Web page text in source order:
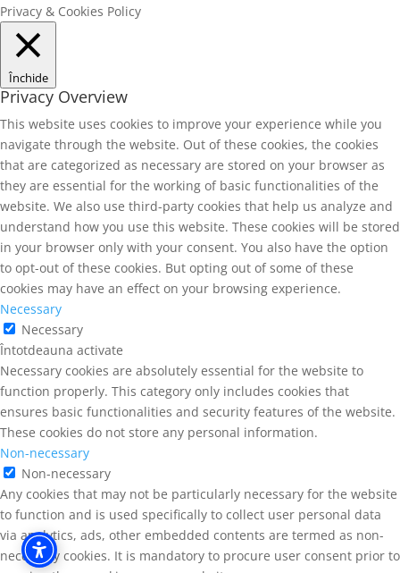
Privacy & Cookies Policy
Închide
Privacy Overview
This website uses cookies to improve your experience while you
navigate through the website. Out of these cookies, the cookies
that are categorized as necessary are stored on your browser as
they are essential for the working of basic functionalities of the
website. We also use third-party cookies that help us analyze and
understand how you use this website. These cookies will be stored
in your browser only with your consent. You also have the option
to opt-out of these cookies. But opting out of some of these
cookies may have an effect on your browsing experience.
Necessary
Necessary
Întotdeauna activate
Necessary cookies are absolutely essential for the website to
function properly. This category only includes cookies that
ensures basic functionalities and security features of the website.
These cookies do not store any personal information.
Non-necessary
Non-necessary
Any cookies that may not be particularly necessary for the website
to function and is used specifically to collect user personal data
via analytics, ads, other embedded contents are termed as non-
necessary cookies. It is mandatory to procure user consent prior to